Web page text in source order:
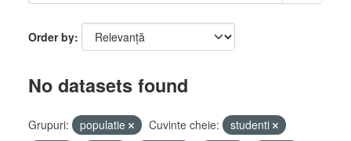
Order by
No datasets found
Grupuri: populatie Cuvinte cheie:
studenti